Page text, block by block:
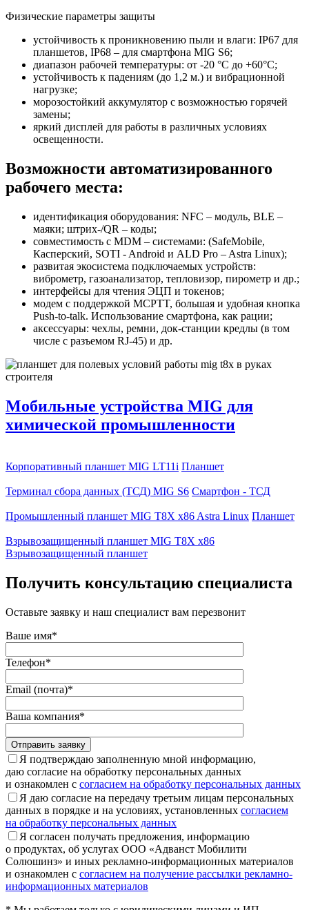
Физические параметры защиты
устойчивость к проникновению пыли и влаги: IP67 для
планшетов, IP68 – для смартфона MIG S6;
диапазон рабочей температуры: от -20 °С до +60°С;
устойчивость к падениям (до 1,2 м.) и вибрационной
нагрузке;
морозостойкий аккумулятор с возможностью горячей
замены;
яркий дисплей для работы в различных условиях
освещенности.
Возможности автоматизированного
рабочего места:
идентификация оборудования: NFC – модуль, BLE –
маяки; штрих-/QR – коды;
совместимость с MDM – системами: (SafeMobile,
Касперский, SOTI - Android и ALD Pro – Astra Linux);
развитая экосистема подключаемых устройств:
виброметр, газоанализатор, тепловизор, пирометр и др.;
интерфейсы для чтения ЭЦП и токенов;
модем с поддержкой MCPTT, большая и удобная кнопка
Push-to-talk. Использование смартфона, как рации;
аксессуары: чехлы, ремни, док-станции кредлы (в том
числе с разъемом RJ-45) и др.
Мобильные устройства MIG для
химической промышленности
Корпоративный планшет MIG LT11i Планшет
Терминал сбора данных (ТСД) MIG S6 Cмартфон - ТСД
Промышленный планшет MIG T8X x86 Astra Linux Планшет
Взрывозащищенный планшет MIG T8X x86
Взрывозащищенный планшет
Получить консультацию специалиста
Оставьте заявку и наш специалист вам перезвонит
Ваше имя*
Телефон*
Email (почта)*
Ваша компания*
Отправить заявку
Я подтверждаю заполненную мной информацию,
даю согласие на обработку персональных данных
и ознакомлен с согласием на обработку персональных данных
Я даю согласие на передачу третьим лицам персональных
данных в порядке и на условиях, установленных согласием
на обработку персональных данных
Я согласен получать предложения, информацию
о продуктах, об услугах ООО «Адванст Мобилити
Солюшинз» и иных рекламно-информационных материалов
и ознакомлен с согласием на получение рассылки рекламно-
информационных материалов